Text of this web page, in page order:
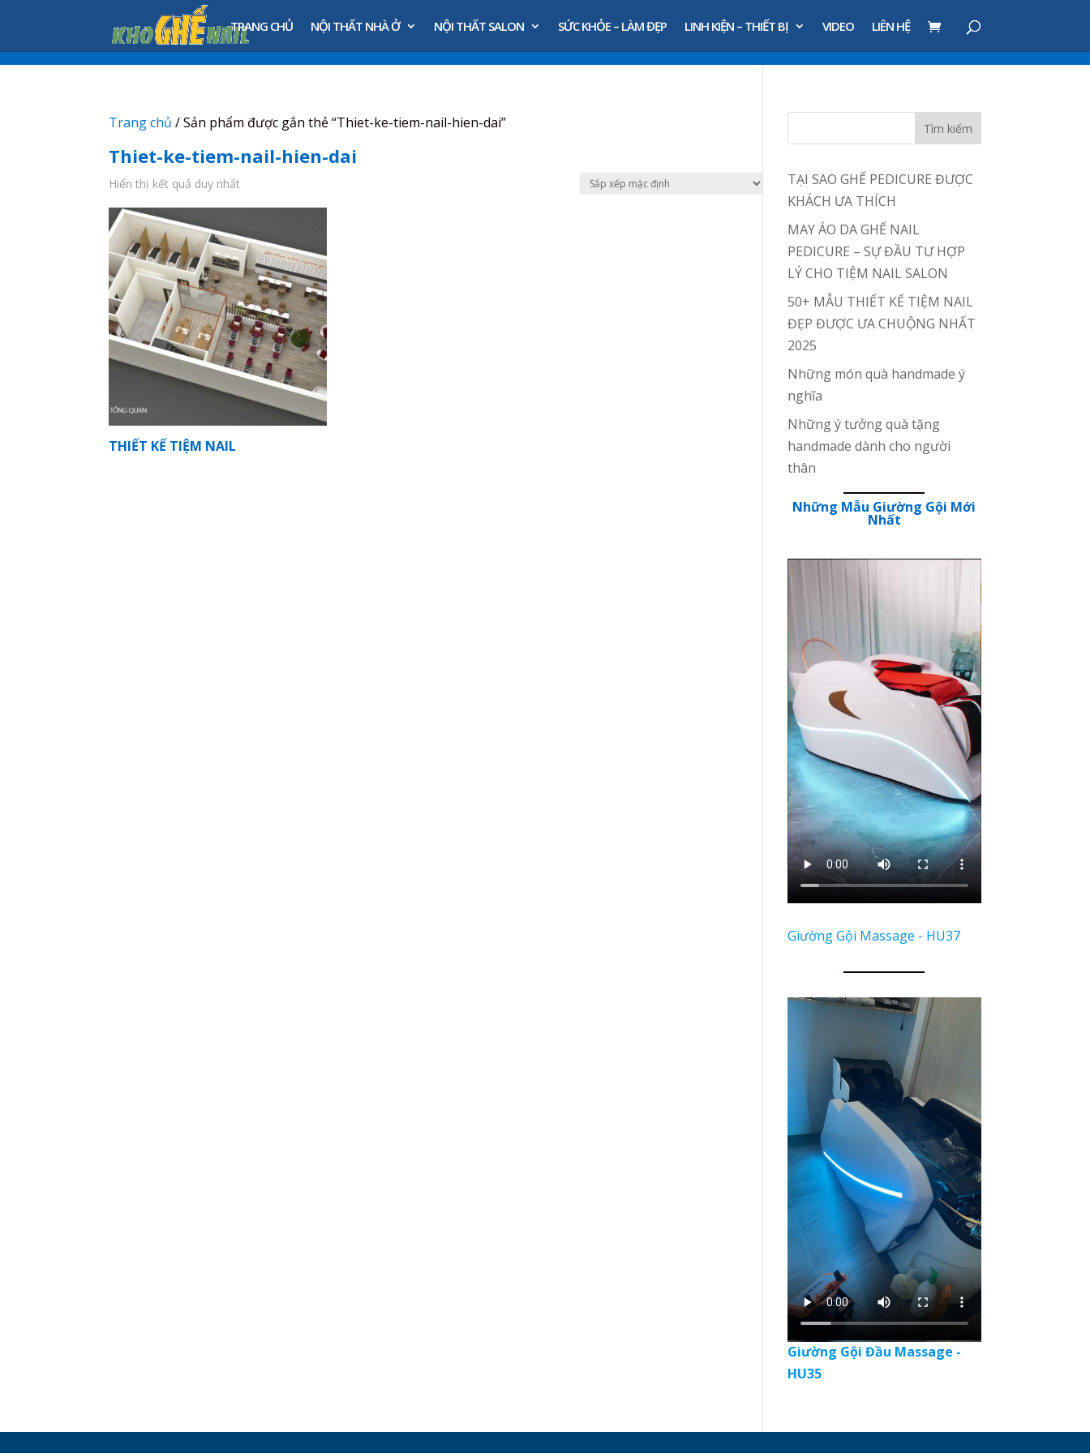
TRANG CHỦ NỘI THẤT NHÀ Ở NỘI THẤT SALON SỨC KHỎE – LÀM ĐẸP LINH KIỆN – THIẾT BỊ VIDEO LIÊN HỆ
Trang chủ / Sản phẩm được gắn thẻ “Thiet-ke-tiem-nail-hien-dai”
Thiet-ke-tiem-nail-hien-dai
Hiển thị kết quả duy nhất
THIẾT KẾ TIỆM NAIL
TẠI SAO GHẾ PEDICURE ĐƯỢC
KHÁCH ƯA THÍCH
MAY ÁO DA GHẾ NAIL
PEDICURE – SỰ ĐẦU TƯ HỢP
LÝ CHO TIỆM NAIL SALON
50+ MẪU THIẾT KẾ TIỆM NAIL
ĐẸP ĐƯỢC ƯA CHUỘNG NHẤT
2025
Những món quà handmade ý
nghĩa
Những ý tưởng quà tặng
handmade dành cho người
thân
Những Mẫu Giường Gội Mới
Nhất
Giường Gội Massage - HU37
Giường Gội Đầu Massage -
HU35